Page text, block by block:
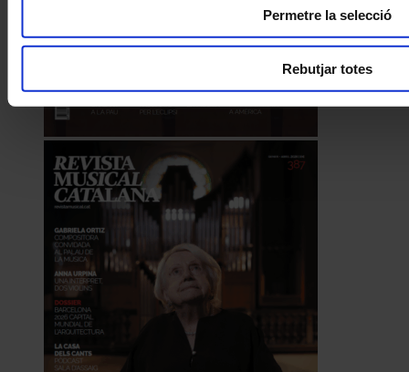
Permetre la selecció
Rebutjar totes